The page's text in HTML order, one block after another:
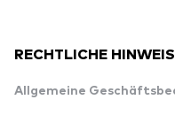
RECHTLICHE
Allgemeine